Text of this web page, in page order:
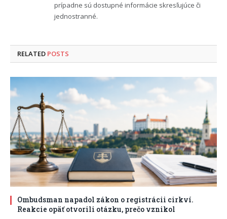
prípadne sú dostupné informácie skresľujúce či
jednostranné.
RELATED POSTS
Ombudsman napadol zákon o registrácii cirkví.
Reakcie opäť otvorili otázku, prečo vznikol